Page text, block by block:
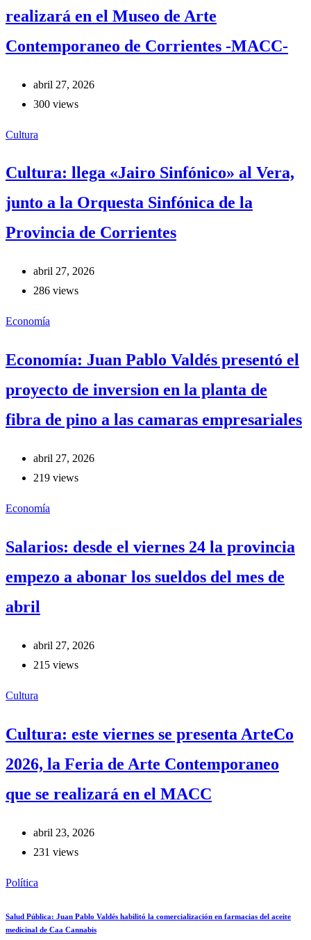
realizará en el Museo de Arte
Contemporaneo de Corrientes -MACC-
abril 27, 2026
300 views
Cultura
Cultura: llega «Jairo Sinfónico» al Vera,
junto a la Orquesta Sinfónica de la
Provincia de Corrientes
abril 27, 2026
286 views
Economía
Economía: Juan Pablo Valdés presentó el
proyecto de inversion en la planta de
fibra de pino a las camaras empresariales
abril 27, 2026
219 views
Economía
Salarios: desde el viernes 24 la provincia
empezo a abonar los sueldos del mes de
abril
abril 27, 2026
215 views
Cultura
Cultura: este viernes se presenta ArteCo
2026, la Feria de Arte Contemporaneo
que se realizará en el MACC
abril 23, 2026
231 views
Política
Salud Pública: Juan Pablo Valdés habilitó la comercialización en farmacias del aceite
medicinal de Caa Cannabis